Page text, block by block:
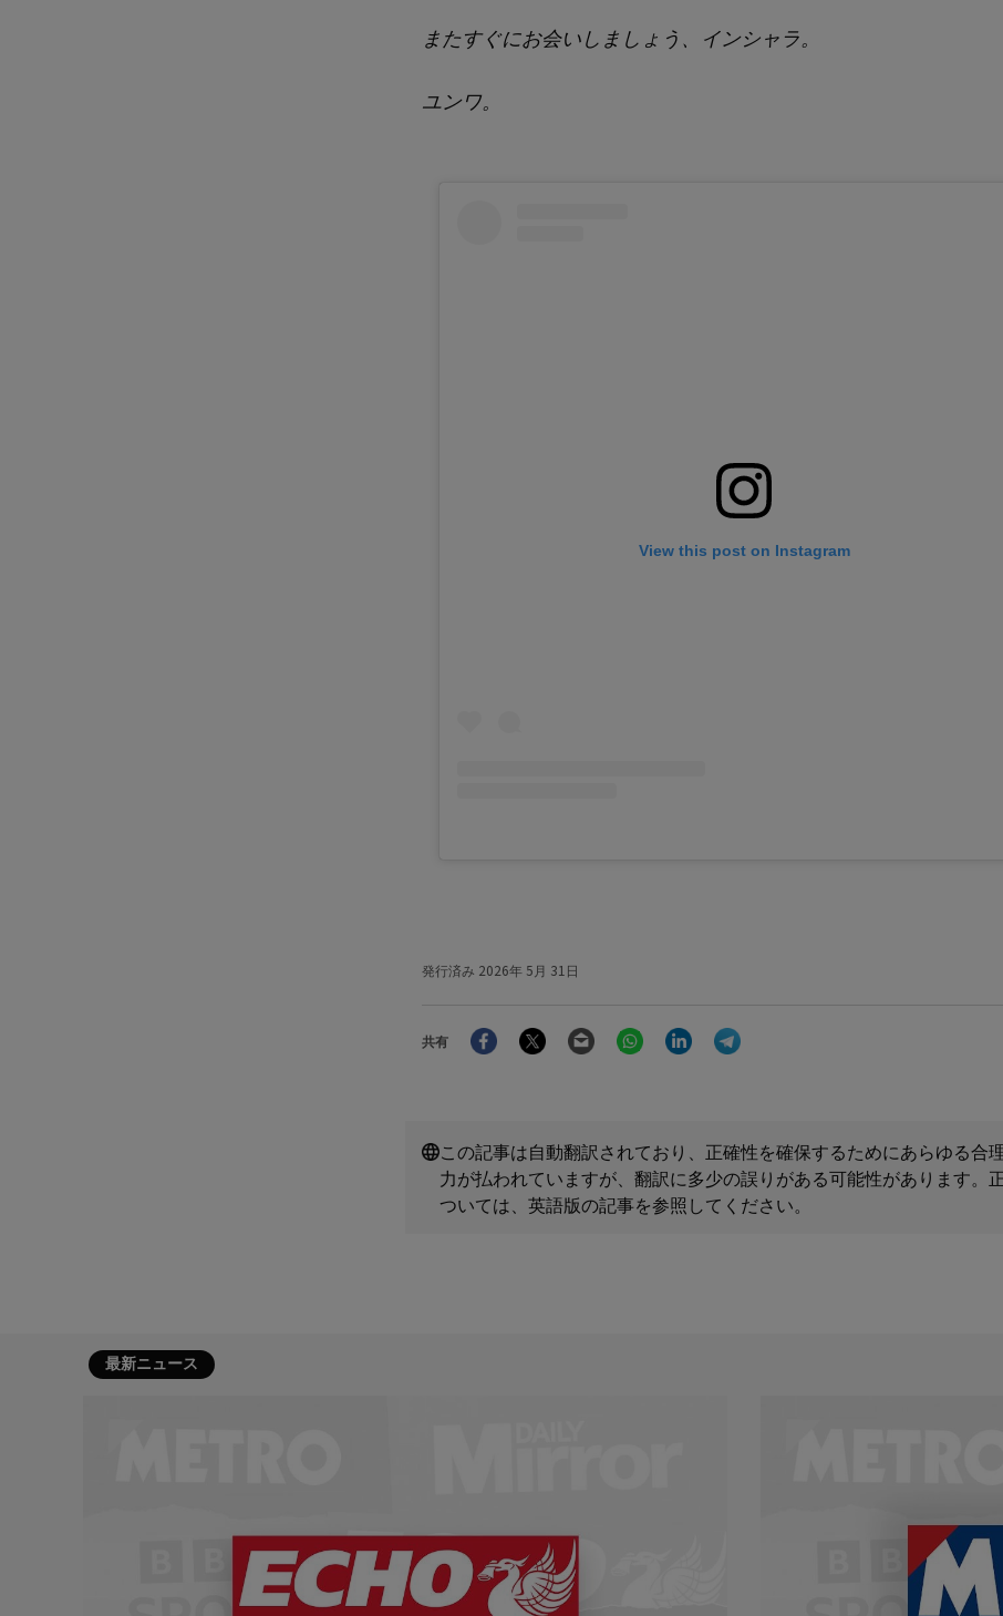
またすぐにお会いしましょう、インシャラ。
ユンワ。
View this post on Instagram
発行済み 2026年 5月 31日
共有
FacebookTwitter Email WhatsAppLinkedIn
この記事は自動翻訳されており、正確性を確保するためにあらゆる合
力が払われていますが、翻訳に多少の誤りがある可能性があります。
ついては、英語版の記事を参照してください。
最新ニュース